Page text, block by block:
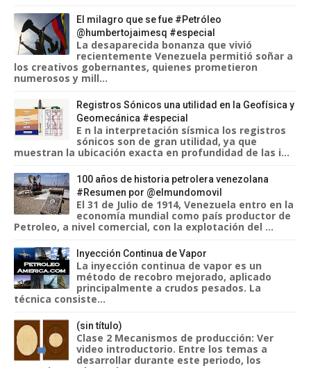
El milagro que se fue #Petróleo
@humbertojaimesq #especial
La desaparecida bonanza que vivió
recientemente Venezuela permitió soñar a
los creativos gobernantes, quienes prometieron
numerosos y mill...
Registros Sónicos una utilidad en la Geofísica y
Geomecánica #especial
E n la interpretación sísmica los registros
sónicos son de gran utilidad, ya que
muestran la ubicación exacta en profundidad de las i...
100 años de historia petrolera venezolana
#Resumen por @elmundomovil
El 31 de Julio de 1914, Venezuela entro en la
economía mundial como país productor de
Petroleo, a nivel comercial, con la explotación del ...
Inyección Continua de Vapor
La inyección continua de vapor es un
método de recobro mejorado, aplicado
principalmente a crudos pesados. La
técnica consiste...
(sin título)
Clase 2 Mecanismos de producción: Ver
video introductorio. Entre los temas a
desarrollar durante este periodo, los